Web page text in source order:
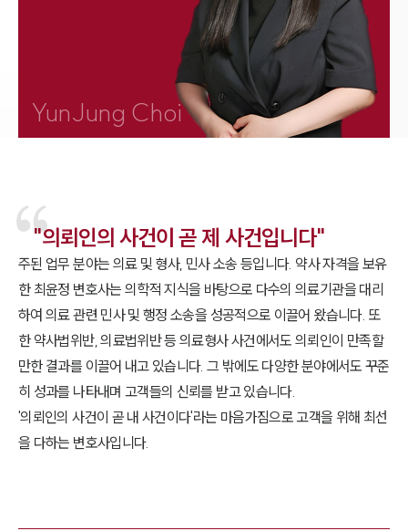
YunJung Choi
"의뢰인의 사건이 곧 제 사건입니다"
주된 업무 분야는 의료 및 형사, 민사 소송 등입니다. 약사 자격을 보유
한 최윤정 변호사는 의학적 지식을 바탕으로 다수의 의료기관을 대리
하여 의료 관련 민사 및 행정 소송을 성공적으로 이끌어 왔습니다. 또
한 약사법위반, 의료법위반 등 의료형사 사건에서도 의뢰인이 만족할
만한 결과를 이끌어 내고 있습니다. 그 밖에도 다양한 분야에서도 꾸준
히 성과를 나타내며 고객들의 신뢰를 받고 있습니다.
'의뢰인의 사건이 곧 내 사건이다'라는 마음가짐으로 고객을 위해 최선
을 다하는 변호사입니다.